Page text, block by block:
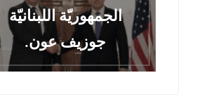
الجمهوريّة اللبنانيّة
جوزيف عون.